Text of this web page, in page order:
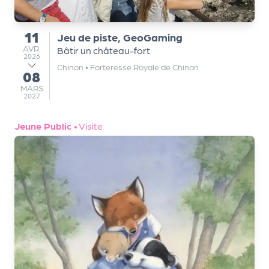
du
11
AVRIL
AVR.
2026
au
08
MARS
MARS
2027
Jeu de piste, GeoGaming
Bâtir un château-fort
Chinon • Forteresse Royale de Chinon
Jeune Public •Visite
m
e
n
u
a
ir
e
d
e
s
o
r
g